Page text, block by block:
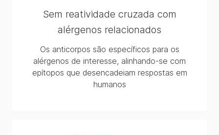
AlerTox Sticks (Total
Milk, BLG, Casein and
Egg) Extraction Buffer
AlerTox Sticks (Total
Milk, BLG, Casein and
Egg) Extraction Buffer
Sem reatividade cruzada com
alérgenos relacionados
Os anticorpos são específicos para os
alérgenos de interesse, alinhando-se com
epítopos que desencadeiam respostas em
humanos